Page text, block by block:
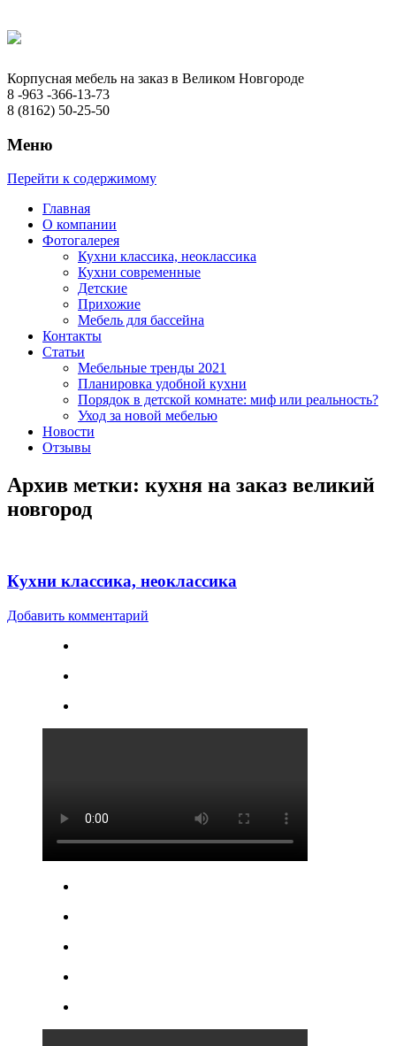
Корпусная мебель на заказ в Великом Новгороде
8 -963 -366-13-73
8 (8162) 50-25-50
Меню
Перейти к содержимому
Главная
О компании
Фотогалерея
Кухни классика, неоклассика
Кухни современные
Детские
Прихожие
Мебель для бассейна
Контакты
Статьи
Мебельные тренды 2021
Планировка удобной кухни
Порядок в детской комнате: миф или реальность?
Уход за новой мебелью
Новости
Отзывы
Архив метки: кухня на заказ великий
новгород
Кухни классика, неоклассика
Добавить комментарий